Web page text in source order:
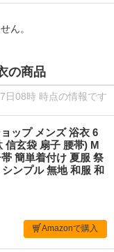
ん。
の商品
08時 時点の情報です
ップ メンズ 浴衣 6
信玄袋 扇子 腰帯) M
簡単着付け 夏服 祭
ンプル 無地 和服 和
Amazonで購入